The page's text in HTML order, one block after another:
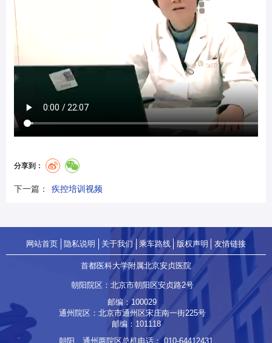
分享到：
下一篇： 疾控培训视频
网站首页 隐私说明 关于我们 乘车路线 版权声明 友情链接
首都医科大学附属北京安贞医院
朝阳院区：北京市朝阳区安贞路2号
邮编：100029
通州院区：北京市通州区宋庄南一街225号
邮编：101118
朝阳、通州两院区总机电话： 010-64412431